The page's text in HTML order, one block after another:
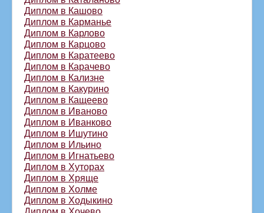
Диплом в Кашово
Диплом в Карманье
Диплом в Карлово
Диплом в Карцово
Диплом в Каратеево
Диплом в Карачево
Диплом в Кализне
Диплом в Какурино
Диплом в Кащеево
Диплом в Иваново
Диплом в Иванково
Диплом в Ишутино
Диплом в Ильино
Диплом в Игнатьево
Диплом в Хуторах
Диплом в Хряще
Диплом в Холме
Диплом в Ходыкино